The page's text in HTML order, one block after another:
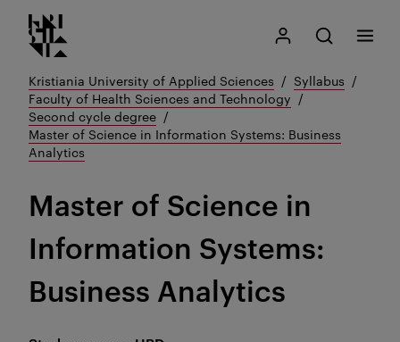
Go
to
content
Kristiania logo
My Kristiania
Open search
Search
Menu
Kristiania University of Applied Sciences
Syllabus
Faculty of Health Sciences and Technology
Second cycle degree
Master of Science in Information Systems: Business
Analytics
Master of Science in
Information Systems:
Business Analytics